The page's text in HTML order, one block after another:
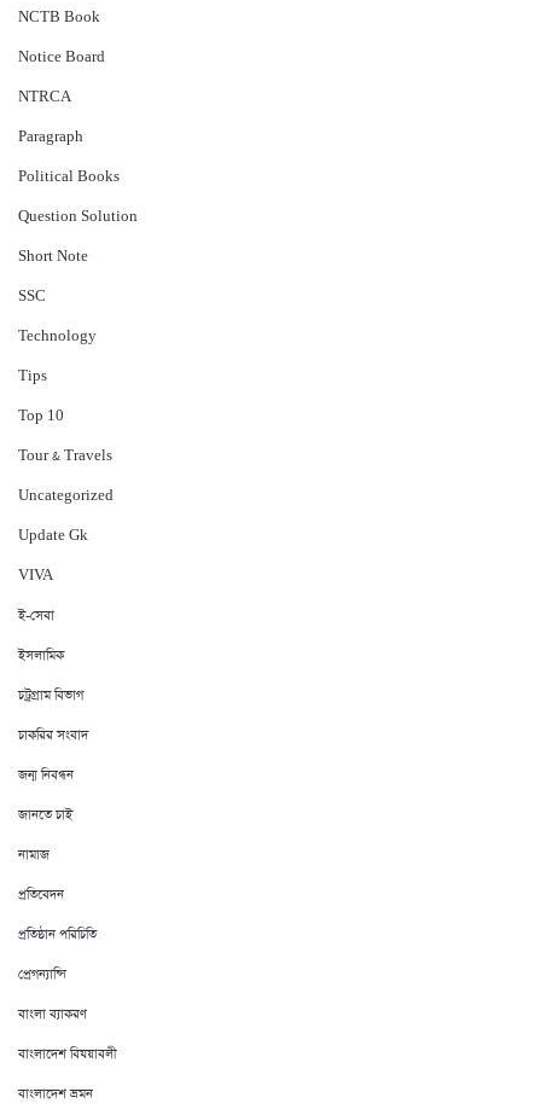
NCTB Book
Notice Board
NTRCA
Paragraph
Political Books
Question Solution
Short Note
‍SSC
Technology
Tips
Top 10
Tour & Travels
Uncategorized
Update Gk
VIVA
ই-সেবা
ইসলামিক
চট্রগ্রাম বিভাগ
চাকরির সংবাদ
জন্ম নিবন্ধন
জানতে চাই
নামাজ
প্রতিবেদন
প্রতিষ্ঠান পরিচিতি
প্রেগন্যান্সি
বাংলা ব্যাকরণ
বাংলাদেশ বিষয়াবলী
বাংলাদেশ ভ্রমন